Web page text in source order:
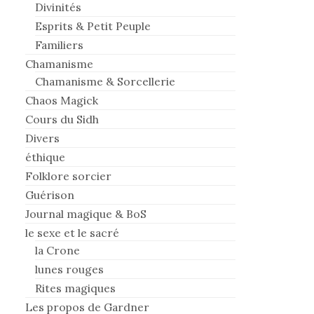
Divinités
Esprits & Petit Peuple
Familiers
Chamanisme
Chamanisme & Sorcellerie
Chaos Magick
Cours du Sidh
Divers
éthique
Folklore sorcier
Guérison
Journal magique & BoS
le sexe et le sacré
la Crone
lunes rouges
Rites magiques
Les propos de Gardner